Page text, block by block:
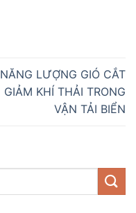
NĂNG LƯỢNG GIÓ CẮT
GIẢM KHÍ THẢI TRONG
VẬN TẢI BIỂN